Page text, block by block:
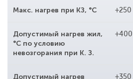
Макс. нагрев при КЗ, °С +250
Допустимый нагрев жил,
°С по условию
невозгорания при К. З.
+400
Допустимый нагрев
+350